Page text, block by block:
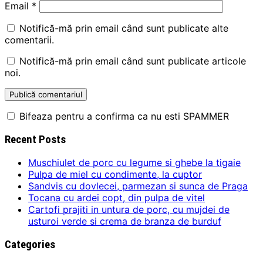
Email *
Notifică-mă prin email când sunt publicate alte
comentarii.
Notifică-mă prin email când sunt publicate articole
noi.
Bifeaza pentru a confirma ca nu esti SPAMMER
Recent Posts
Muschiulet de porc cu legume si ghebe la tigaie
Pulpa de miel cu condimente, la cuptor
Sandvis cu dovlecei, parmezan si sunca de Praga
Tocana cu ardei copt, din pulpa de vitel
Cartofi prajiti in untura de porc, cu mujdei de
usturoi verde si crema de branza de burduf
Categories